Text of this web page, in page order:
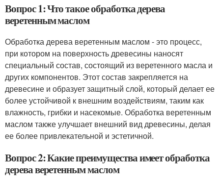
Вопрос 1: Что такое обработка дерева
веретенным маслом
Обработка дерева веретенным маслом - это процесс,
при котором на поверхность древесины наносят
специальный состав, состоящий из веретенного масла и
других компонентов. Этот состав закрепляется на
древесине и образует защитный слой, который делает ее
более устойчивой к внешним воздействиям, таким как
влажность, грибки и насекомые. Обработка веретенным
маслом также улучшает внешний вид древесины, делая
ее более привлекательной и эстетичной.
Вопрос 2: Какие преимущества имеет обработка
дерева веретенным маслом